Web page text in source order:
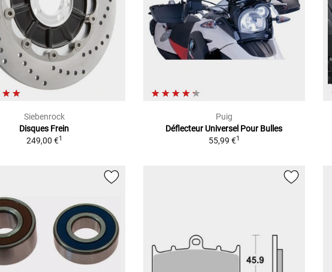
Siebenrock
Disques Frein
249,00 €1
Puig
Déflecteur Universel Pour Bulles
55,99 €1